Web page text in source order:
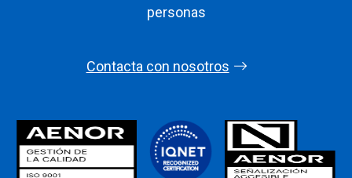
personas
Contacta con nosotros